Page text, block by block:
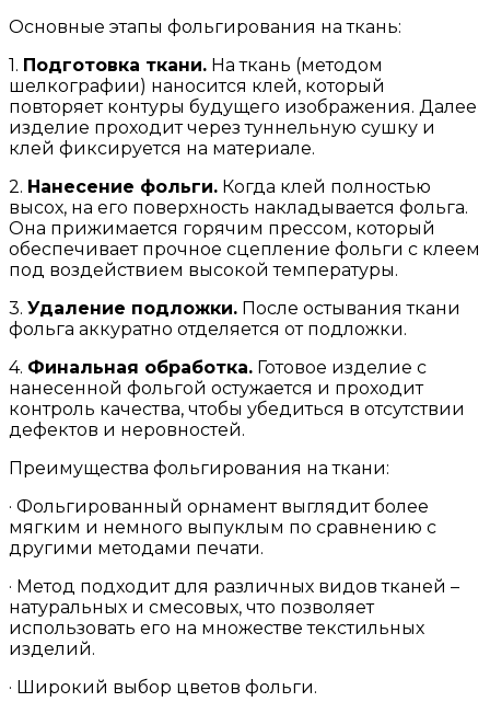
Основные этапы фольгирования на ткань:
1. Подготовка ткани. На ткань (методом
шелкографии) наносится клей, который
повторяет контуры будущего изображения. Далее
изделие проходит через туннельную сушку и
клей фиксируется на материале.
2. Нанесение фольги. Когда клей полностью
высох, на его поверхность накладывается фольга.
Она прижимается горячим прессом, который
обеспечивает прочное сцепление фольги с клеем
под воздействием высокой температуры.
3. Удаление подложки. После остывания ткани
фольга аккуратно отделяется от подложки.
4. Финальная обработка. Готовое изделие с
нанесенной фольгой остужается и проходит
контроль качества, чтобы убедиться в отсутствии
дефектов и неровностей.
Преимущества фольгирования на ткани:
· Фольгированный орнамент выглядит более
мягким и немного выпуклым по сравнению с
другими методами печати.
· Метод подходит для различных видов тканей –
натуральных и смесовых, что позволяет
использовать его на множестве текстильных
изделий.
· Широкий выбор цветов фольги.